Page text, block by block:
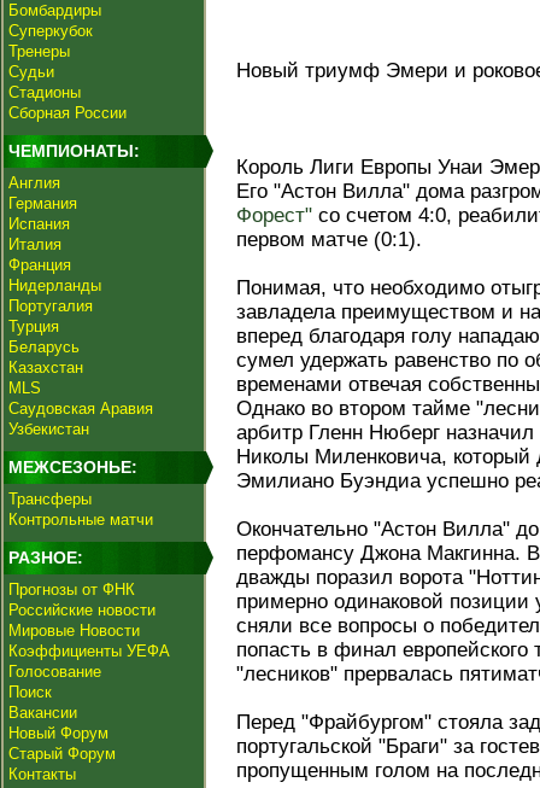
Бомбардиры
Суперкубок
Тренеры
Судьи
Стадионы
Сборная России
ЧЕМПИОНАТЫ:
Англия
Германия
Испания
Италия
Франция
Нидерланды
Португалия
Турция
Беларусь
Казахстан
MLS
Саудовская Аравия
Узбекистан
МЕЖСЕЗОНЬЕ:
Трансферы
Контрольные матчи
РАЗНОЕ:
Прогнозы от ФНК
Российские новости
Мировые Новости
Коэффициенты УЕФА
Голосование
Поиск
Вакансии
Новый Форум
Старый Форум
Контакты
Новый триумф Эмери и
Король Лиги Европы Унаи
Его "Астон Вилла" дома
Форест" со счетом 4:0,
первом матче (0:1).
Понимая, что необходимо
завладела преимуществом и
вперед благодаря голу
сумел удержать равенство по
временами отвечая
Однако во втором тайме
арбитр Гленн Нюберг
Николы Миленковича, который
Эмилиано Буэндиа успешно
Окончательно "Астон Вилла"
перфомансу Джона Макгинна.
дважды поразил ворота
примерно одинаковой
сняли все вопросы о
попасть в финал
"лесников" прервалась
Перед "Фрайбургом" стояла
португальской "Браги" за
пропущенным голом на